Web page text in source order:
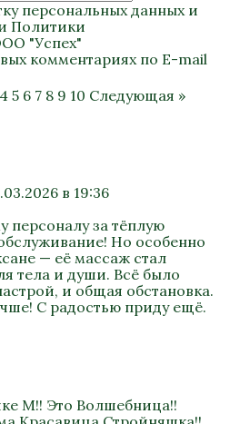
персональных данныхи
Политики
"Успех"
комментариях по E-mail
4 5 6 7 8 9 10 Следующая »
в 19:36
персоналу за тёплую
Но особенно
— её массаж стал
тела и души. Всё было
и общая обстановка.
С радостью приду ещё.
М!! Это Волшебница!!